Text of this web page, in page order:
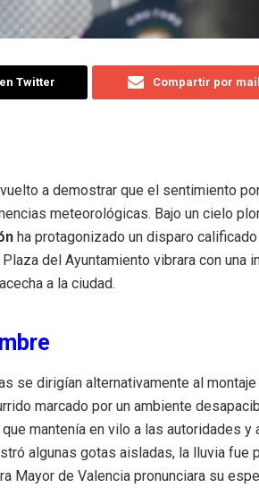
Twitter Compartir por mail
a demostrar que el sentimiento
meteorológicas. Bajo un cielo
ha protagonizado un disparo
del Ayuntamiento vibrara con una
a la ciudad.
se dirigían alternativamente al
marcado por un ambiente
mantenía en vilo a las autoridades y
algunas gotas aisladas, la lluvia fue
Mayor de Valencia pronunciara su